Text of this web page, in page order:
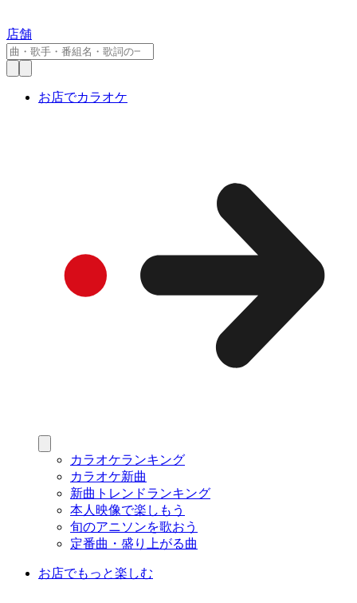
店舗
お店でカラオケ
カラオケランキング
カラオケ新曲
新曲トレンドランキング
本人映像で楽しもう
旬のアニソンを歌おう
定番曲・盛り上がる曲
お店でもっと楽しむ